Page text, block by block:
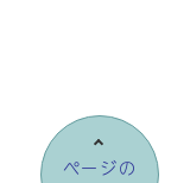
ページの